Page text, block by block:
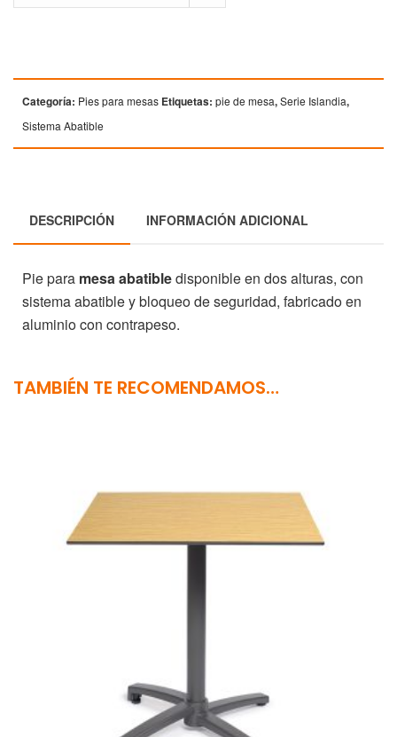
Categoría: Pies para mesas Etiquetas: pie de mesa,Serie Islandia,
Sistema Abatible
DESCRIPCIÓN INFORMACIÓN ADICIONAL
Pie para mesa abatibledisponible en dos alturas, con
sistema abatible y bloqueo de seguridad, fabricado en
aluminio con contrapeso.
TAMBIÉN TE RECOMENDAMOS…